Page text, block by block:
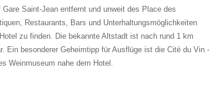
Gare Saint-Jean entfernt und unweit des Place des
Restaurants, Bars und Unterhaltungsmöglichkeiten
zu finden. Die bekannte Altstadt ist nach rund 1 km
Ein besonderer Geheimtipp für Ausflüge ist die Cité du Vin -
Weinmuseum nahe dem Hotel.